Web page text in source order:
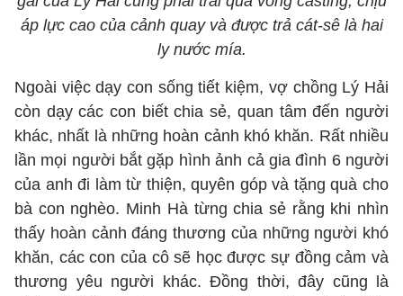
áp lực cao của cảnh quay và được trả cát-sê là hai
ly nước mía.
Ngoài việc dạy con sống tiết kiệm, vợ chồng Lý Hải
còn dạy các con biết chia sẻ, quan tâm đến người
khác, nhất là những hoàn cảnh khó khăn. Rất nhiều
lần mọi người bắt gặp hình ảnh cả gia đình 6 người
của anh đi làm từ thiện, quyên góp và tặng quà cho
bà con nghèo. Minh Hà từng chia sẻ rằng khi nhìn
thấy hoàn cảnh đáng thương của những người khó
khăn, các con của cô sẽ học được sự đồng cảm và
thương yêu người khác. Đồng thời, đây cũng là